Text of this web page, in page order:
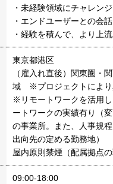
・未経験領域にチャレン
・エンドユーザーとの会
・経験を積んで、より上
東京都港区
（雇入れ直後）関東圏・
域 ※プロジェクトによ
※リモートワークを活用
ートワークの実績有り（
の事業所。また、人事規
出向先の定める勤務地）
屋内原則禁煙（配属拠点の
09:00-18:00